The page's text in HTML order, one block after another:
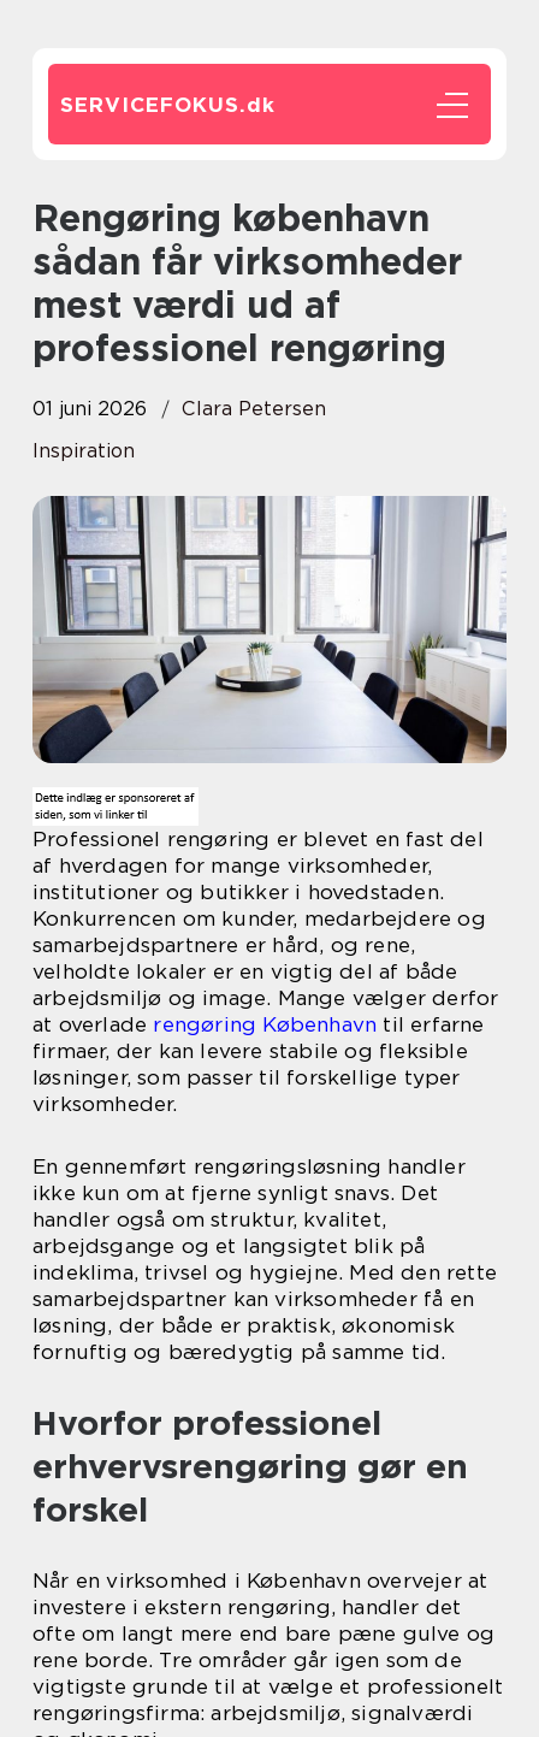
SERVICEFOKUS.dk
Rengøring københavn
sådan får virksomheder
mest værdi ud af
professionel rengøring
01 juni 2026
Clara Petersen
Inspiration
Professionel rengøring er blevet en fast del
af hverdagen for mange virksomheder,
institutioner og butikker i hovedstaden.
Konkurrencen om kunder, medarbejdere og
samarbejdspartnere er hård, og rene,
velholdte lokaler er en vigtig del af både
arbejdsmiljø og image. Mange vælger derfor
at overlade rengøring København til erfarne
firmaer, der kan levere stabile og fleksible
løsninger, som passer til forskellige typer
virksomheder.
En gennemført rengøringsløsning handler
ikke kun om at fjerne synligt snavs. Det
handler også om struktur, kvalitet,
arbejdsgange og et langsigtet blik på
indeklima, trivsel og hygiejne. Med den rette
samarbejdspartner kan virksomheder få en
løsning, der både er praktisk, økonomisk
fornuftig og bæredygtig på samme tid.
Hvorfor professionel
erhvervsrengøring gør en
forskel
Når en virksomhed i København overvejer at
investere i ekstern rengøring, handler det
ofte om langt mere end bare pæne gulve og
rene borde. Tre områder går igen som de
vigtigste grunde til at vælge et professionelt
rengøringsfirma: arbejdsmiljø, signalværdi